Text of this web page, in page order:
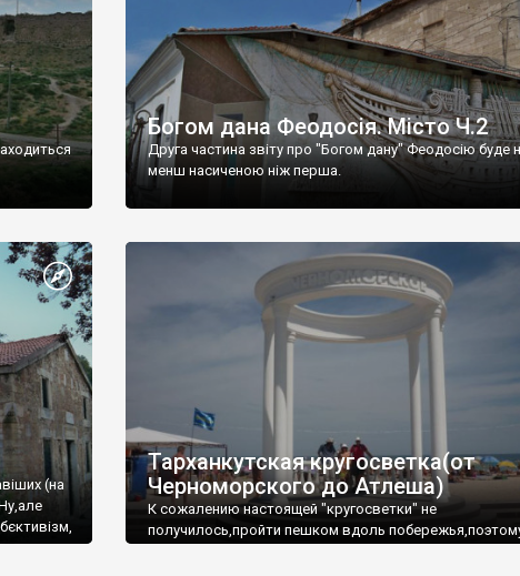
Богом дана Феодосія. Місто Ч.2
Друга частина звіту про "Богом дану" Феодосію буде
менш насиченою ніж перша.
(на
Тарханкутская кругосветка(от
Черноморского до Атлеша)
К сожалению настоящей "кругосветки" не
получилось,пройти пешком вдоль